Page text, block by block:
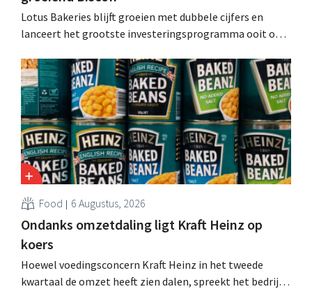
Lotus Bakeries blijft groeien met dubbele cijfers en
lanceert het grootste investeringsprogramma ooit om
moeten dit momentum grijpen”.
Food 6 Augustus, 2026
Ondanks omzetdaling ligt Kraft Heinz op
koers
Hoewel voedingsconcern Kraft Heinz in het tweede
kwartaal de omzet heeft zien dalen, spreekt het bedrijf